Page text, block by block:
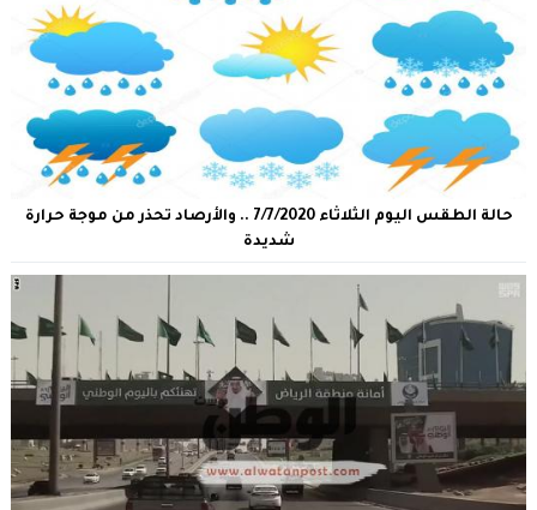
حالة الطقس اليوم الثلاثاء 7/7/2020 .. والأرصاد تحذر من موجة حرارة
شديدة